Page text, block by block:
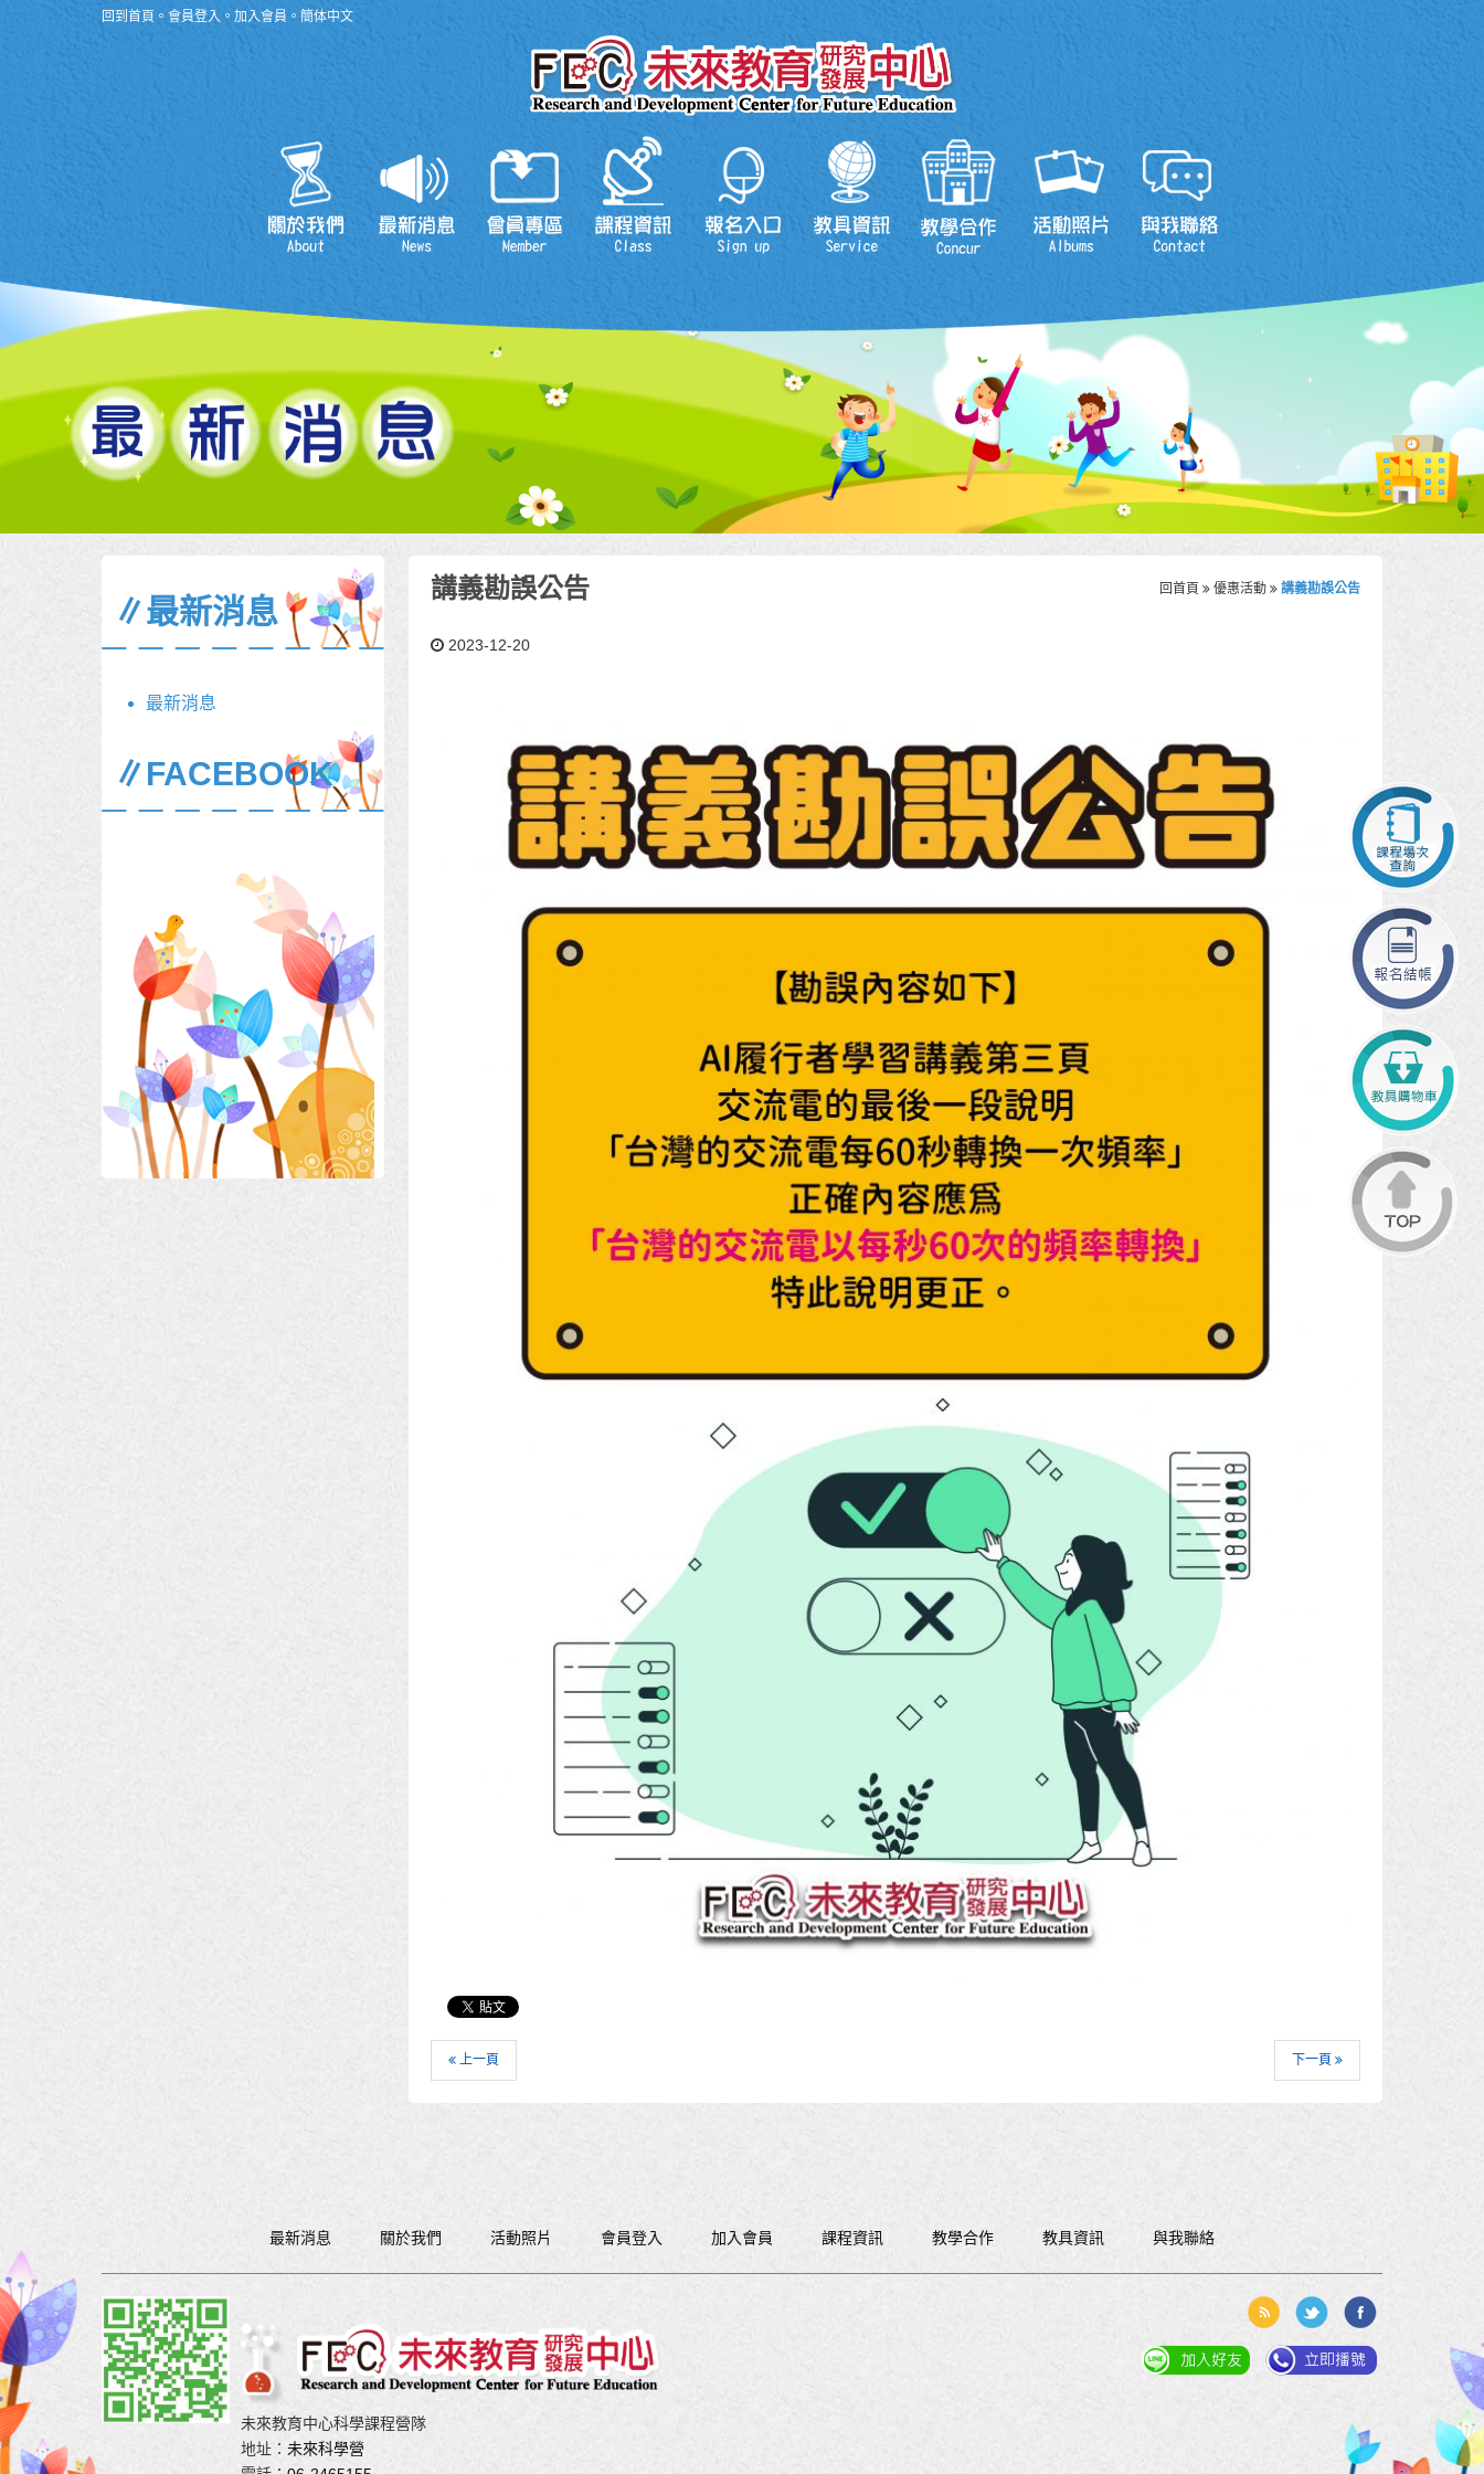
回到首頁 。 會員登入 。 加入會員 。 簡体中文
∥最新消息
最新消息
∥FACEBOOK
講義勘誤公告 回首頁 優惠活動 講義勘誤公告
2023-12-20
上一頁 下一頁
最新消息 關於我們 活動照片 會員登入 加入會員 課程資訊 教學合作 教具資訊 與我聯絡
未來教育中心科學課程營隊
地址： 未來科學營